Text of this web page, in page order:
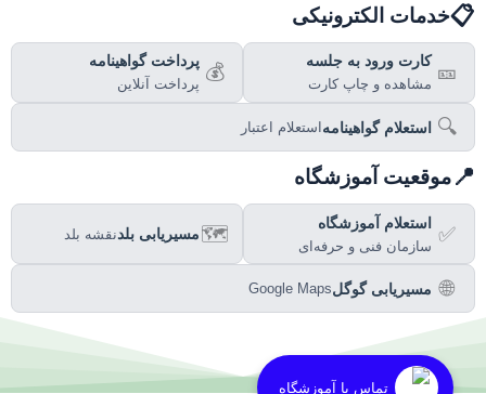
📋خدمات الکترونیکی
🎫 کارت ورود به جلسه
مشاهده و چاپ کارت
💰 پرداخت گواهینامه
پرداخت آنلاین
🔍 استعلام گواهینامه استعلام اعتبار
📍موقعیت آموزشگاه
✅ استعلام آموزشگاه
سازمان فنی و حرفه‌ای
🗺️مسیریابی بلدنقشه بلد
🌐 مسیریابی گوگلGoogle Maps
تماس با آموزشگاه